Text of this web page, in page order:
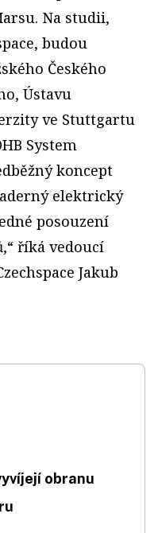
Na studii,
budou
Českého
Ústavu
ve Stuttgartu
System
koncept
elektrický
posouzení
říká vedoucí
Jakub
obranu